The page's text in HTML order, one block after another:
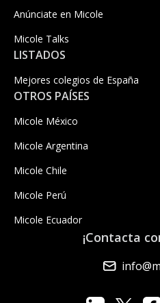
Anúnciate en Micole
Micole Talks
LISTADOS
Mejores colegios de España
OTROS PAÍSES
Micole México
Micole Argentina
Micole Chile
Micole Perú
Micole Ecuador
¡Contacta